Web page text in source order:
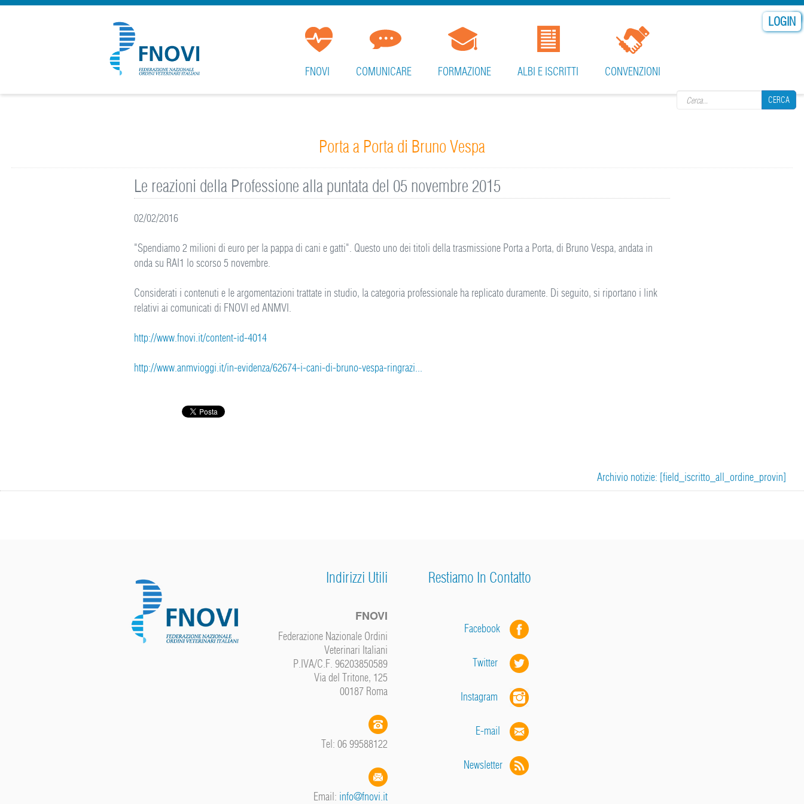
LOGIN
CERCA
CERCA
FNOVI COMUNICARE FORMAZIONE ALBI E ISCRITTI CONVENZIONI
Porta a Porta di Bruno Vespa
Le reazioni della Professione alla puntata del 05 novembre 2015
02/02/2016
"Spendiamo 2 milioni di euro per la pappa di cani e gatti". Questo uno dei titoli della trasmissione Porta a Porta, di Bruno Vespa, andata in
onda su RAI1 lo scorso 5 novembre.
Considerati i contenuti e le argomentazioni trattate in studio, la categoria professionale ha replicato duramente. Di seguito, si riportano i link
relativi ai comunicati di FNOVI ed ANMVI.
http://www.fnovi.it/content-id-4014
http://www.anmvioggi.it/in-evidenza/62674-i-cani-di-bruno-vespa-ringrazi...
Archivio notizie: [field_iscritto_all_ordine_provin]
Indirizzi Utili
FNOVI
Federazione Nazionale Ordini
Veterinari Italiani
P.IVA/C.F. 96203850589
Via del Tritone, 125
00187 Roma
Tel: 06 99588122
Email: info@fnovi.it
Restiamo In Contatto
Facebook
Twitter
Instagram
E-mail
Newsletter